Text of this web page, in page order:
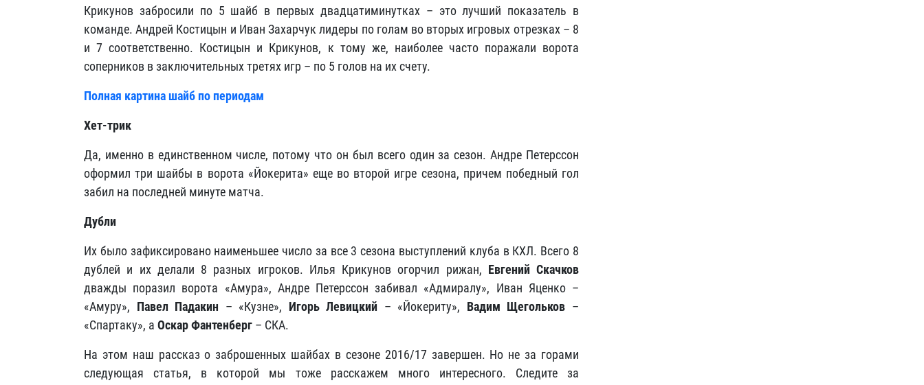
Крикунов забросили по 5 шайб в первых двадцатиминутках – это лучший показатель в
команде. Андрей Костицын и Иван Захарчук лидеры по голам во вторых игровых отрезках – 8
и 7 соответственно. Костицын и Крикунов, к тому же, наиболее часто поражали ворота
соперников в заключительных третях игр – по 5 голов на их счету.
Полная картина шайб по периодам
Хет-трик
Да, именно в единственном числе, потому что он был всего один за сезон. Андре Петерссон
оформил три шайбы в ворота «Йокерита» еще во второй игре сезона, причем победный гол
забил на последней минуте матча.
Дубли
Их было зафиксировано наименьшее число за все 3 сезона выступлений клуба в КХЛ. Всего 8
дублей и их делали 8 разных игроков. Илья Крикунов огорчил рижан, Евгений Скачков
дважды поразил ворота «Амура», Андре Петерссон забивал «Адмиралу», Иван Яценко –
«Амуру», Павел Падакин – «Кузне», Игорь Левицкий – «Йокериту», Вадим Щегольков –
«Спартаку», а Оскар Фантенберг – СКА.
На этом наш рассказ о заброшенных шайбах в сезоне 2016/17 завершен. Но не за горами
следующая статья, в которой мы тоже расскажем много интересного. Следите за